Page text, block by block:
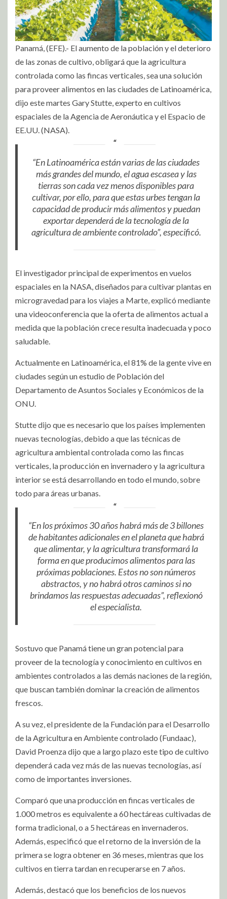
Panamá, (EFE).- El aumento de la población y el deterioro
de las zonas de cultivo, obligará que la agricultura
controlada como las fincas verticales, sea una solución
para proveer alimentos en las ciudades de Latinoamérica,
dijo este martes Gary Stutte, experto en cultivos
espaciales de la Agencia de Aeronáutica y el Espacio de
EE.UU. (NASA).
“En Latinoamérica están varias de las ciudades
más grandes del mundo, el agua escasea y las
tierras son cada vez menos disponibles para
cultivar, por ello, para que estas urbes tengan la
capacidad de producir más alimentos y puedan
exportar dependerá de la tecnología de la
agricultura de ambiente controlado”, especificó.
El investigador principal de experimentos en vuelos
espaciales en la NASA, diseñados para cultivar plantas en
microgravedad para los viajes a Marte, explicó mediante
una videoconferencia que la oferta de alimentos actual a
medida que la población crece resulta inadecuada y poco
saludable.
Actualmente en Latinoamérica, el 81% de la gente vive en
ciudades según un estudio de Población del
Departamento de Asuntos Sociales y Económicos de la
ONU.
Stutte dijo que es necesario que los países implementen
nuevas tecnologías, debido a que las técnicas de
agricultura ambiental controlada como las fincas
verticales, la producción en invernadero y la agricultura
interior se está desarrollando en todo el mundo, sobre
todo para áreas urbanas.
“En los próximos 30 años habrá más de 3 billones
de habitantes adicionales en el planeta que habrá
que alimentar, y la agricultura transformará la
forma en que producimos alimentos para las
próximas poblaciones. Estos no son números
abstractos, y no habrá otros caminos si no
brindamos las respuestas adecuadas”, reflexionó
el especialista.
Sostuvo que Panamá tiene un gran potencial para
proveer de la tecnología y conocimiento en cultivos en
ambientes controlados a las demás naciones de la región,
que buscan también dominar la creación de alimentos
frescos.
A su vez, el presidente de la Fundación para el Desarrollo
de la Agricultura en Ambiente controlado (Fundaac),
David Proenza dijo que a largo plazo este tipo de cultivo
dependerá cada vez más de las nuevas tecnologías, así
como de importantes inversiones.
Comparó que una producción en fincas verticales de
1.000 metros es equivalente a 60 hectáreas cultivadas de
forma tradicional, o a 5 hectáreas en invernaderos.
Además, especificó que el retorno de la inversión de la
primera se logra obtener en 36 meses, mientras que los
cultivos en tierra tardan en recuperarse en 7 años.
Además, destacó que los beneficios de los nuevos